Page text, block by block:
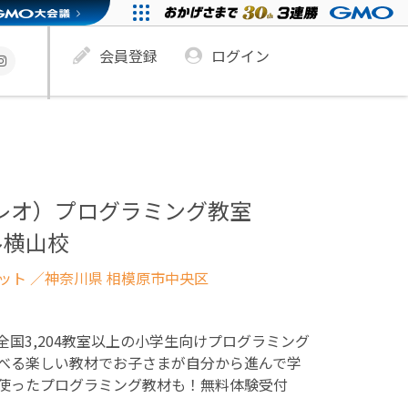
会員登録 ログイン
オ）プログラミング教室
山校
ト ／神奈川県 相模原市中央区
3,204教室以上の小学生向けプログラミング
る楽しい教材でお子さまが自分から進んで学
ったプログラミング教材も！無料体験受付